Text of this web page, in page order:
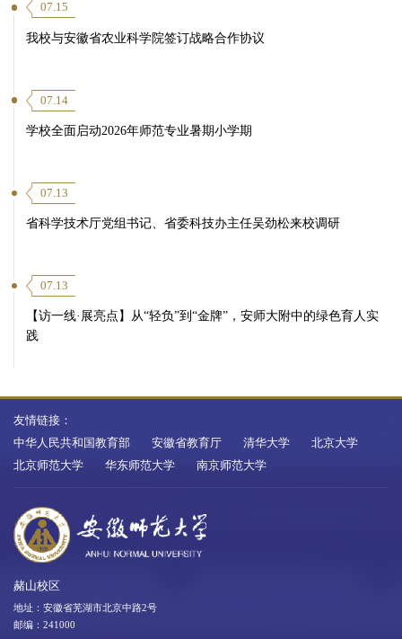
第 8 页
07.15
我校与安徽省农业科学院签订战略合作协议
07.14
学校全面启动2026年师范专业暑期小学期
07.13
省科学技术厅党组书记、省委科技办主任吴劲松来校调研
07.13
【访一线·展亮点】从“轻负”到“金牌”，安师大附中的绿色育人实
践
友情链接：
中华人民共和国教育部
安徽省教育厅 清华大学
北京大学
北京师范大学
华东师范大学 南京师范大学
赭山校区
地址：安徽省芜湖市北京中路2号
邮编：241000